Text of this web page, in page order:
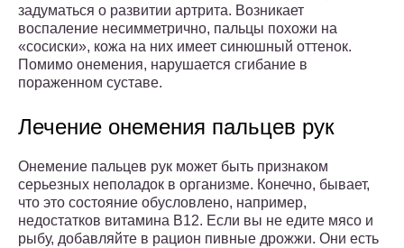
задуматься о развитии артрита. Возникает
воспаление несимметрично, пальцы похожи на
«сосиски», кожа на них имеет синюшный оттенок.
Помимо онемения, нарушается сгибание в
пораженном суставе.
Лечение онемения пальцев рук
Онемение пальцев рук может быть признаком
серьезных неполадок в организме. Конечно, бывает,
что это состояние обусловлено, например,
недостатков витамина В12. Если вы не едите мясо и
рыбу, добавляйте в рацион пивные дрожжи. Они есть